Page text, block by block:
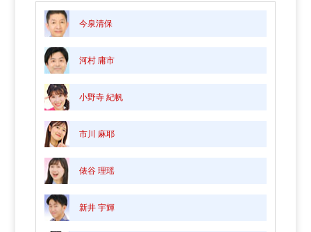
今泉清保
河村 庸市
小野寺 紀帆
市川 麻耶
俵谷 理瑶
新井 宇輝